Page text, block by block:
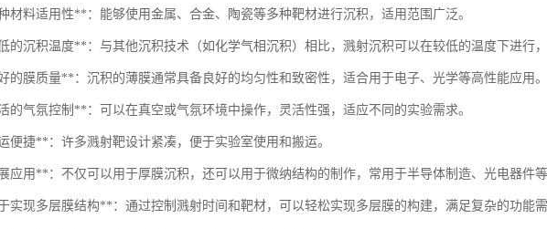
材料适用性**：能够使用金属、合金、陶瓷等多种靶材进行沉积，适用范围广泛。
的沉积温度**：与其他沉积技术（如化学气相沉积）相比，溅射沉积可以在较低的温度下进行，
的膜质量**：沉积的薄膜通常具备良好的均匀性和致密性，适合用于电子、光学等高性能应用。
的气氛控制**：可以在真空或气氛环境中操作，灵活性强，适应不同的实验需求。
便捷**：许多溅射靶设计紧凑，便于实验室使用和搬运。
应用**：不仅可以用于厚膜沉积，还可以用于微纳结构的制作，常用于半导体制造、光电器件等
实现多层膜结构**：通过控制溅射时间和靶材，可以轻松实现多层膜的构建，满足复杂的功能需